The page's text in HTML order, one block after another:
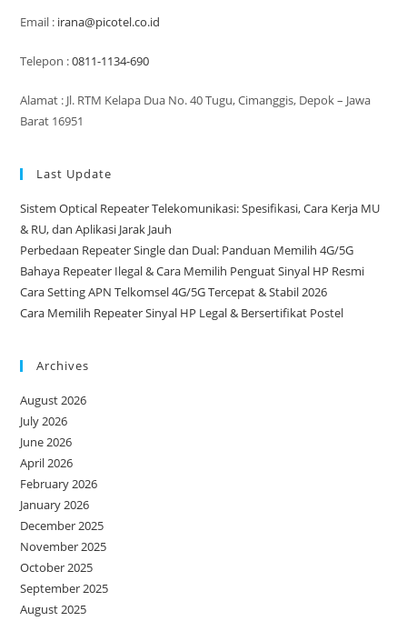
Email : irana@picotel.co.id
Telepon :0811-1134-690
Alamat : Jl. RTM Kelapa Dua No. 40 Tugu, Cimanggis, Depok – Jawa
Barat 16951
Last Update
Sistem Optical Repeater Telekomunikasi: Spesifikasi, Cara Kerja MU
& RU, dan Aplikasi Jarak Jauh
Perbedaan Repeater Single dan Dual: Panduan Memilih 4G/5G
Bahaya Repeater Ilegal & Cara Memilih Penguat Sinyal HP Resmi
Cara Setting APN Telkomsel 4G/5G Tercepat & Stabil 2026
Cara Memilih Repeater Sinyal HP Legal & Bersertifikat Postel
Archives
August 2026
July 2026
June 2026
April 2026
February 2026
January 2026
December 2025
November 2025
October 2025
September 2025
August 2025